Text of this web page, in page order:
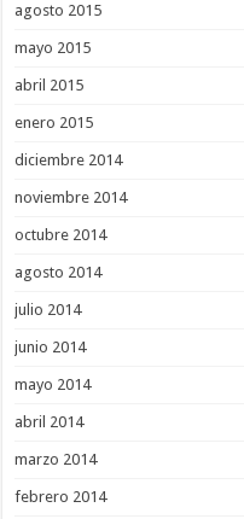
agosto 2015
mayo 2015
abril 2015
enero 2015
diciembre 2014
noviembre 2014
octubre 2014
agosto 2014
julio 2014
junio 2014
mayo 2014
abril 2014
marzo 2014
febrero 2014